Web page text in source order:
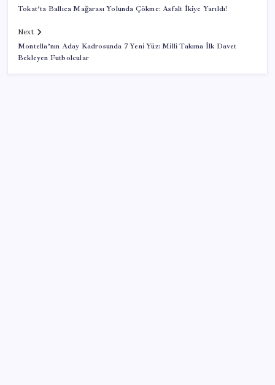
Tokat’ta Ballıca Mağarası Yolunda Çökme: Asfalt İkiye Yarıldı!
Next
Montella’nın Aday Kadrosunda 7 Yeni Yüz: Milli Takıma İlk Davet
Bekleyen Futbolcular